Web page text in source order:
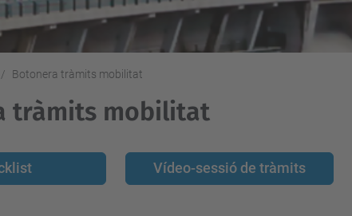
Botonera tràmits mobilitat
tràmits mobilitat
Vídeo-sessió de tràmits